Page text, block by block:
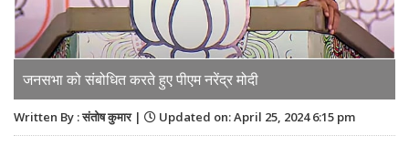
जनसभा को संबोधित करते हुए पीएम नरेंद्र मोदी
Written By : संतोष कुमार | Updated on: April 25, 2024 6:15 pm